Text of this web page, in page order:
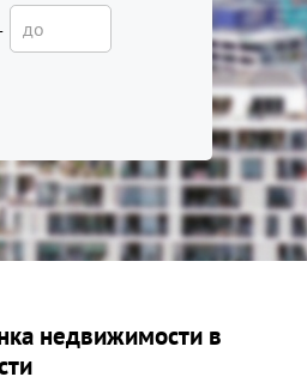
недвижимости в